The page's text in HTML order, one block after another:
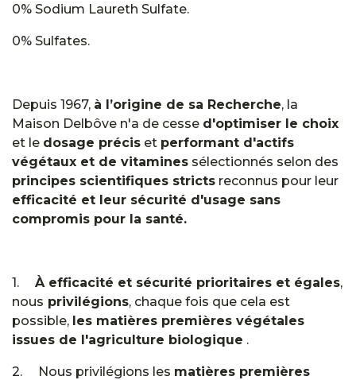
0% Sodium Laureth Sulfate.
0% Sulfates.
Depuis 1967, à l’origine de sa Recherche, la
Maison Delbôve n'a de cesse d'optimiser le choix
et le dosage précis et performant d'actifs
végétaux et de vitamines sélectionnés selon des
principes scientifiques stricts reconnus pour leur
efficacité et leur sécurité d'usage sans
compromis pour la santé.
1. À efficacité et sécurité prioritaires et égales,
nous privilégions, chaque fois que cela est
possible, les matières premières végétales
issues de l'agriculture biologique .
2. Nous privilégions les matières premières